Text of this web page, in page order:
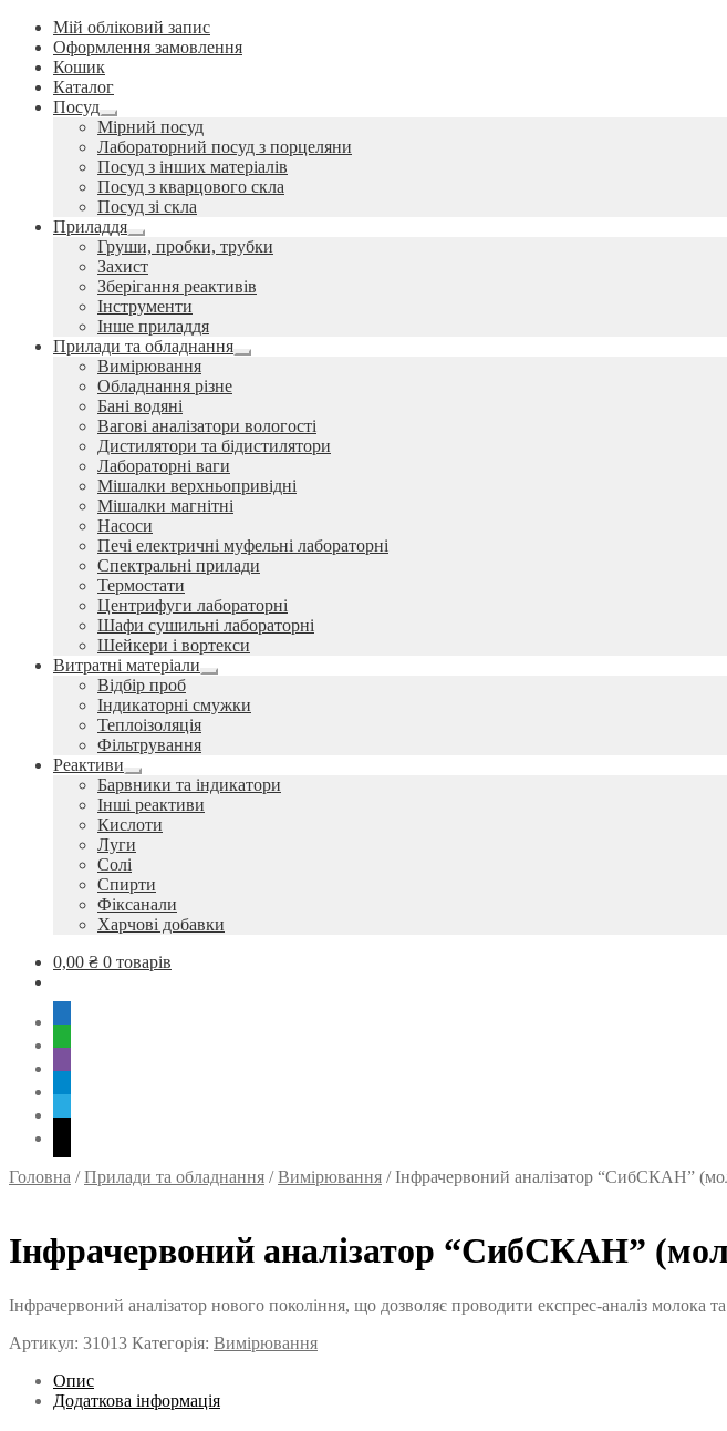
Мій обліковий запис
Оформлення замовлення
Кошик
Каталог
Посуд
Розгорнуте
вкладене
меню
Мірний посуд
Лабораторний посуд з порцеляни
Посуд з інших матеріалів
Посуд з кварцового скла
Посуд зі скла
Приладдя
Розгорнуте
вкладене
меню
Груши, пробки, трубки
Захист
Зберігання реактивів
Інструменти
Інше приладдя
Прилади та обладнання
Розгорнуте
Вимірювання
Обладнання різне
Бані водяні
Вагові аналізатори вологості
Дистилятори та бідистилятори
Лабораторні ваги
Мішалки верхньопривідні
Мішалки магнітні
Насоси
Печі електричні муфельні лабораторні
Спектральні прилади
Термостати
Центрифуги лабораторні
Шафи сушильні лабораторні
Шейкери і вортекси
Витратні матеріали
Розгорнуте
меню
Відбір проб
Індикаторні смужки
Теплоізоляція
Фільтрування
Реактиви
Розгорнуте
вкладене
меню
Барвники та індикатори
Інші реактиви
Кислоти
Луги
Солі
Спирти
Фіксанали
Харчові добавки
0,00 ₴ 0 товарів
Головна /Прилади та обладнання /Вимірювання /Інфрачервоний аналізатор “СибСКАН”
Інфрачервоний аналізатор “СибСКАН”
Інфрачервоний аналізатор нового покоління, що дозволяє проводити експрес-аналіз молока
Артикул: 31013 Категорія: Вимірювання
Опис
Додаткова інформація